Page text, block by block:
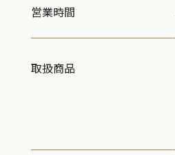
営業時間
取扱商品